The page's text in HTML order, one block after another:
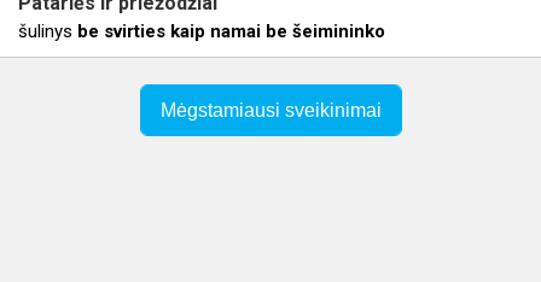
šulinys be svirties kaip namai be šeimininko
Mėgstamiausi sveikinimai